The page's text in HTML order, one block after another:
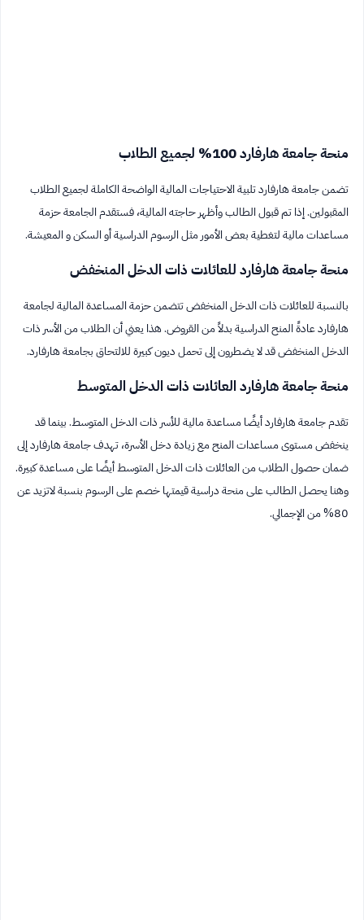
منحة جامعة هارفارد 100% لجميع الطلاب
تضمن جامعة هارفارد تلبية الاحتياجات المالية الواضحة الكاملة لجميع الطلاب
المقبولين. إذا تم قبول الطالب وأظهر حاجته المالية، فستقدم الجامعة حزمة
مساعدات مالية لتغطية بعض الأمور مثل الرسوم الدراسية أو السكن و المعيشة.
منحة جامعة هارفارد للعائلات ذات الدخل المنخفض
بالنسبة للعائلات ذات الدخل المنخفض تتضمن حزمة المساعدة المالية لجامعة
هارفارد عادةً المنح الدراسية بدلاً من القروض. هذا يعني أن الطلاب من الأسر ذات
الدخل المنخفض قد لا يضطرون إلى تحمل ديون كبيرة للالتحاق بجامعة هارفارد.
منحة جامعة هارفارد العائلات ذات الدخل المتوسط
تقدم جامعة هارفارد أيضًا مساعدة مالية للأسر ذات الدخل المتوسط. بينما قد
ينخفض ​​مستوى مساعدات المنح مع زيادة دخل الأسرة، تهدف جامعة هارفارد إلى
ضمان حصول الطلاب من العائلات ذات الدخل المتوسط ​​أيضًا على مساعدة كبيرة.
وهنا يحصل الطالب على منحة دراسية قيمتها خصم على الرسوم بنسبة لاتزيد عن
80% من الإجمالي.